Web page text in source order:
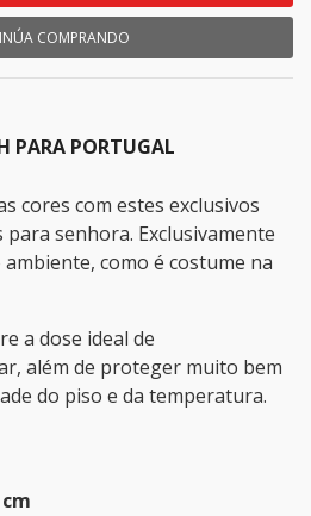
COMPRANDO
PARA PORTUGAL
cores com estes exclusivos
senhora. Exclusivamente
como é costume na
a dose ideal de
além de proteger muito bem
do piso e da temperatura.